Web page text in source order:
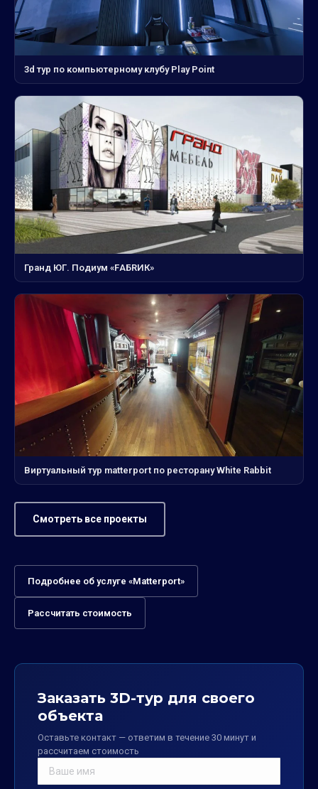
3d тур по компьютерному клубу Play Point
Гранд ЮГ. Подиум «FАБRИК»
Виртуальный тур matterport по ресторану White Rabbit
Смотреть все проекты
Подробнее об услуге «Matterport»
Рассчитать стоимость
Заказать 3D-тур для своего
объекта
Оставьте контакт — ответим в течение 30 минут и
рассчитаем стоимость